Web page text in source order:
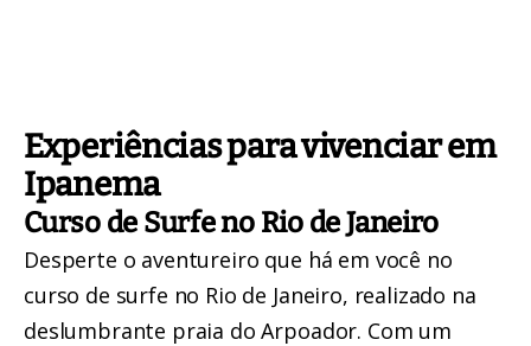
Experiências para vivenciar em
Ipanema
Curso de Surfe no Rio de Janeiro
Desperte o aventureiro que há em você no
curso de surfe no Rio de Janeiro, realizado na
deslumbrante praia do Arpoador. Com um